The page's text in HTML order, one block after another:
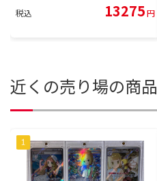
税込 13275円
近くの売り場の商品